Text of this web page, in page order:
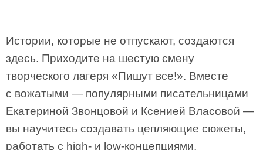
Истории, которые не отпускают, создаются
здесь. Приходите на шестую смену
творческого лагеря «Пишут все!». Вместе
с вожатыми — популярными писательницами
Екатериной Звонцовой и Ксенией Власовой —
вы научитесь создавать цепляющие сюжеты,
работать с high- и low-концепциями,